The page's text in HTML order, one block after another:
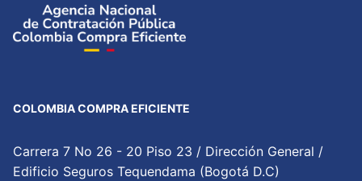
COLOMBIA COMPRA EFICIENTE
Carrera 7 No 26 - 20 Piso 23 / Dirección General /
Edificio Seguros Tequendama (Bogotá D.C)